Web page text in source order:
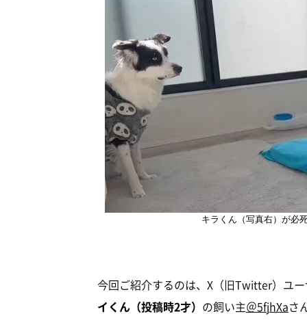
キラくん（写真右）が必
今回ご紹介するのは、X（旧Twitter）ユ
イくん（投稿時2才） の飼い主＠5fjhXaさ